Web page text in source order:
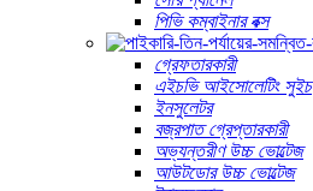
পিভি কম্বাইনার বক্স
গ্রেফতারকারী
এইচভি আইসোলেটিং সুইচ
ইনসুলেটর
বজ্রপাত গ্রেপ্তারকারী
অভ্যন্তরীণ উচ্চ ভোল্টেজ
আউটডোর উচ্চ ভোল্টেজ